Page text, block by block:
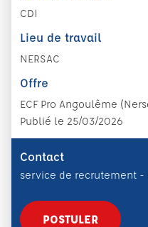
CDI
Lieu de travail
NERSAC
Offre
ECF Pro Angoulême
Publié le 25/03/2026
Contact
service de recrutement
POSTULER